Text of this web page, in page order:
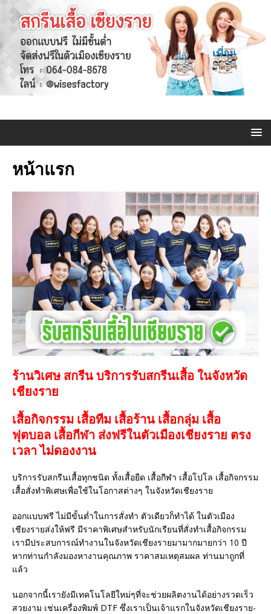
หน้าแรก
ร้านวิเศษ สกรีน บริการรับสกรีนเสื้อ ในจังหวัด
เชียงราย
เสื้อกิจกรรม เสื้อทีม เสื้อร้าน เสื้อกลุ่ม เสื้อ
ฟุตบอล เสื้อกีฬา ส่งฟรีในตัวเมืองเชียงราย ตรง
เวลา ไม่ดองงาน
บริการรับสกรีนเสื้อทุกชนิด ทั้งเสื้อยืด เสื้อกีฬา เสื้อโปโล เสื้อกิจกรรม
เสื้อสั่งทำพิเศษเพื่อใช้ในโอกาสต่างๆ ในจังหวัดเชียงราย
ออกแบบฟรี ไม่มีขั้นต่ำในการสั่งทำ ตัวเดียวก็ทำได้ ในตัวเมือง
เชียงรายส่งให้ฟรี มีราคาพิเศษสำหรับนักเรียนที่สั่งทำเสื้อกิจกรรม
เรามีประสบการณ์ทำงานในจังหวัดเชียงรายมามากมายกว่า 10 ปี
หากท่านกำลังมองหางานคุณภาพ ราคาสมเหตุสมผล ท่านมาถูกที่
แล้ว
นอกจากนี้เรายังมีเทคโนโลยีใหม่ๆที่จะช่วยผลิตงานได้อย่างรวดเร็ว
สวยงาม เช่นเครื่องพิมพ์ DTF ซึ่งเราเป็นเจ้าแรกในจังหวัดเชียงราย-